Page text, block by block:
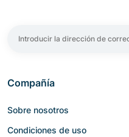
Compañía
Sobre nosotros
Condiciones de uso